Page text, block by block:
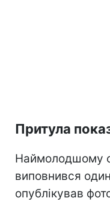
Притула
Наймолодшому
виповнився один
опублікував